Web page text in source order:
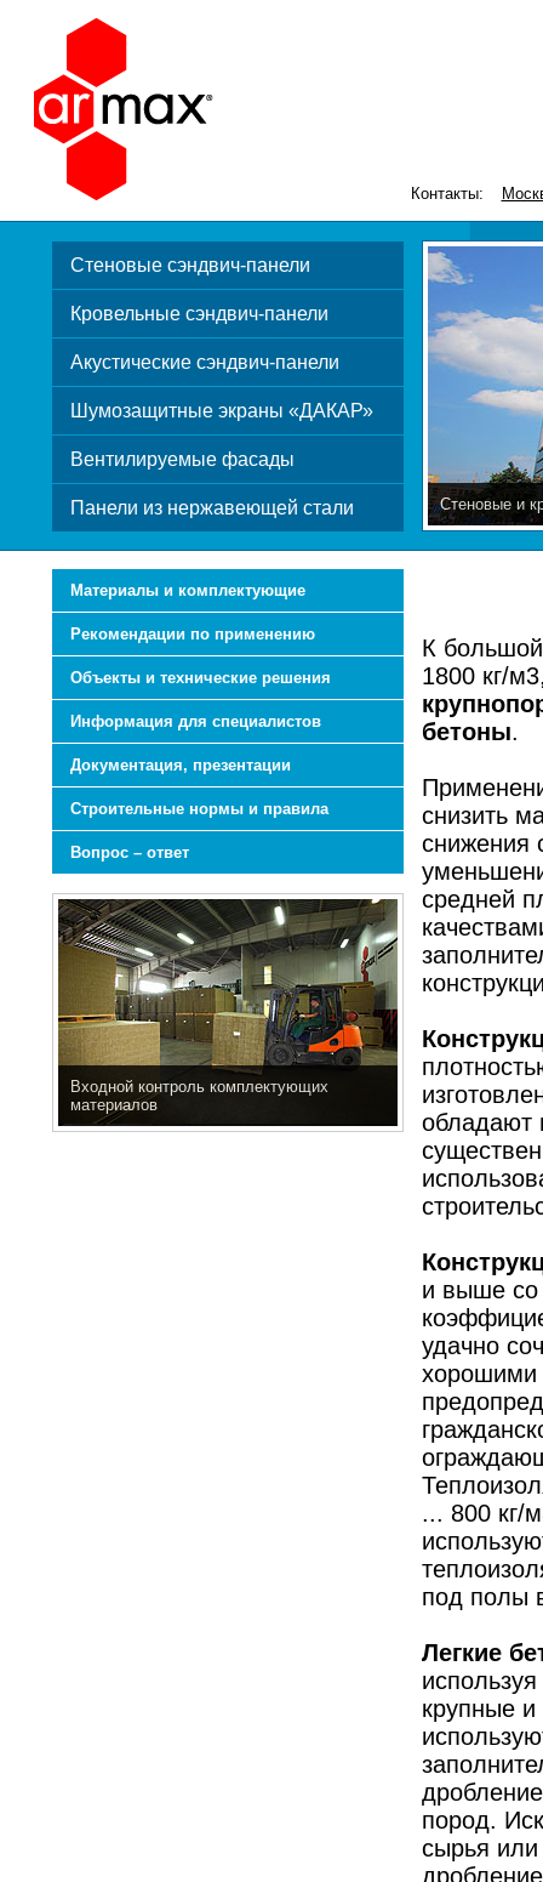
Контакты:
Стеновые сэндвич-панели
Кровельные сэндвич-панели
Акустические сэндвич-панели
Шумозащитные экраны «ДАКАР»
Вентилируемые фасады
Панели из нержавеющей стали Стеновые и
Материалы и комплектующие
Рекомендации по применению
Объекты и технические решения
Информация для специалистов
Документация, презентации
Строительные нормы и правила
Вопрос – ответ
Входной контроль комплектующих
материалов
К
1800 кг/
бетоны.
снизить
снижения
средней
обладают
и выше со
удачно
хорошими
... 800 кг/
под полы
Легкие
крупные и
пород.
сырья